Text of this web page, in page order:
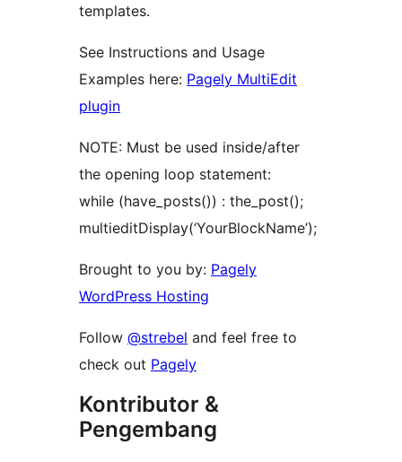
templates.
See Instructions and Usage
Examples here: Pagely MultiEdit
plugin
NOTE: Must be used inside/after
the opening loop statement:
while (have_posts()) : the_post();
multieditDisplay(‘YourBlockName’);
Brought to you by: Pagely
WordPress Hosting
Follow @strebel and feel free to
check out Pagely
Kontributor &
Pengembang